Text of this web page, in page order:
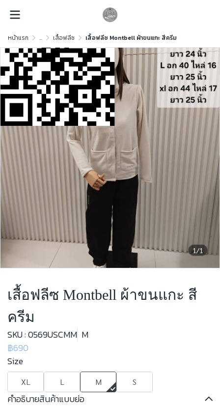
หน้าแรก ... เสื้อฟลีซ เสื้อฟลีซ Montbell ผ้าขนแกะ สีครีม
1/1
เสื้อฟลีซ Montbell ผ้าขนแกะ สี
ครีม
SKU : 0569USCMM M
฿690
Size
XL L M S
คำอธิบายสินค้าแบบย่อ